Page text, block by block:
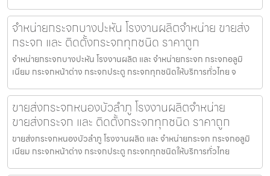
จำหน่ายกระจกบางปะหัน โรงงานผลิตจำหน่าย ขายส่ง
กระจก และ ติดตั้งกระจกทุกชนิด ราคาถูก
จำหน่ายกระจกบางปะหัน โรงงานผลิต และ จำหน่ายกระจก กระจกอลูมิ
เนียม กระจกหน้าต่าง กระจกประตู กระจกทุกชนิดให้บริการทั่วไทย จ
ขายส่งกระจกหนองบัวลำภู โรงงานผลิตจำหน่าย
ขายส่งกระจก และ ติดตั้งกระจกทุกชนิด ราคาถูก
ขายส่งกระจกหนองบัวลำภู โรงงานผลิต และ จำหน่ายกระจก กระจกอลูมิ
เนียม กระจกหน้าต่าง กระจกประตู กระจกทุกชนิดให้บริการทั่วไทย